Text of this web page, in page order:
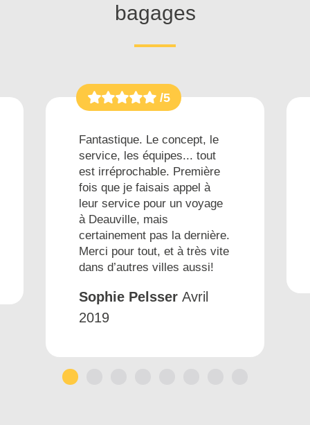
bagages
/5
Fantastique. Le concept, le
service, les équipes... tout
est irréprochable. Première
fois que je faisais appel à
leur service pour un voyage
à Deauville, mais
certainement pas la dernière.
Merci pour tout, et à très vite
dans d’autres villes aussi!
Sophie Pelsser Avril
2019